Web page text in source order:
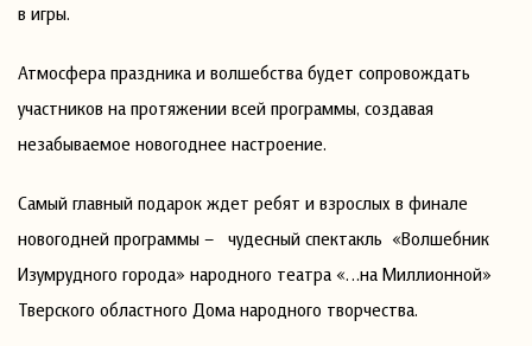
в игры.
Атмосфера праздника и волшебства будет сопровождать
участников на протяжении всей программы, создавая
незабываемое новогоднее настроение.
Самый главный подарок ждет ребят и взрослых в финале
новогодней программы – чудесный спектакль «Волшебник
Изумрудного города» народного театра «…на Миллионной»
Тверского областного Дома народного творчества.